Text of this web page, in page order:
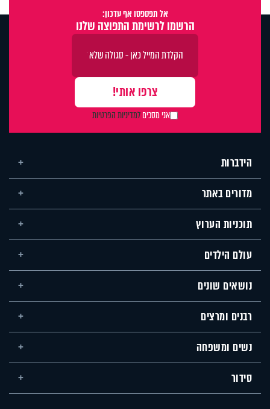
אל תפספסו אף עדכון:
הרשמו לרשימת התפוצה שלנו
אני מסכיםלמדיניות הפרטיות
הידברות
מדורים באתר
תוכניות הערוץ
עולם הילדים
נושאים שונים
רבנים ומרצים
נשים ומשפחה
סידור